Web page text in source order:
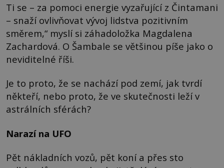
Ti se – za pomoci energie vyzařující z Čintamani
– snaží ovlivňovat vývoj lidstva pozitivním
směrem,“ myslí si záhadoložka Magdalena
Zachardová. O Šambale se většinou píše jako o
neviditelné říši.
Je to proto, že se nachází pod zemí, jak tvrdí
někteří, nebo proto, že ve skutečnosti leží v
astrálních sférách?
Narazí na UFO
Pět nákladních vozů, pět koní a přes sto